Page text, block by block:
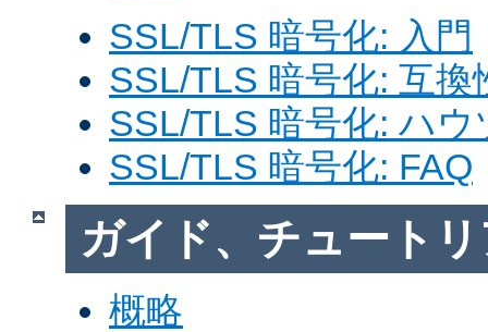
SSL/TLS 暗号化: 入門
SSL/TLS 暗号化: 互換
SSL/TLS 暗号化: ハウ
SSL/TLS 暗号化: FAQ
ガイド、チュート
概略